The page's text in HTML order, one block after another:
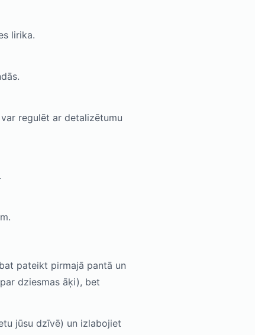
lirika.
regulēt ar detalizētumu
pateikt pirmajā pantā un
dziesmas āķi), bet
jūsu dzīvē) un izlabojiet